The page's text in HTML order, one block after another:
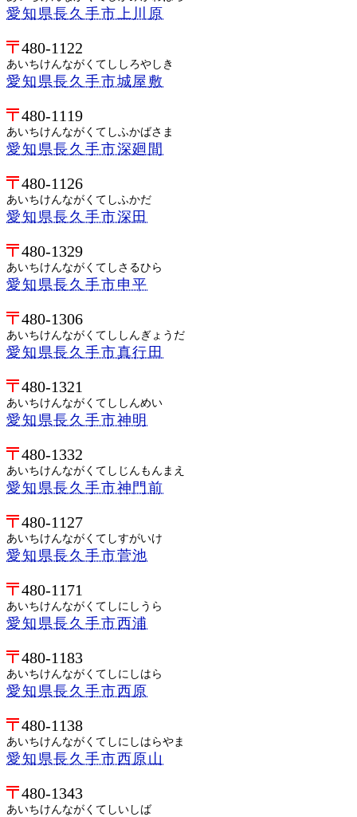
愛知県長久手市上川原
480-1122
あいちけんながくてししろやしき
愛知県長久手市城屋敷
480-1119
あいちけんながくてしふかばさま
愛知県長久手市深廻間
480-1126
あいちけんながくてしふかだ
愛知県長久手市深田
480-1329
あいちけんながくてしさるひら
愛知県長久手市申平
480-1306
あいちけんながくてししんぎょうだ
愛知県長久手市真行田
480-1321
あいちけんながくてししんめい
愛知県長久手市神明
480-1332
あいちけんながくてしじんもんまえ
愛知県長久手市神門前
480-1127
あいちけんながくてしすがいけ
愛知県長久手市菅池
480-1171
あいちけんながくてしにしうら
愛知県長久手市西浦
480-1183
あいちけんながくてしにしはら
愛知県長久手市西原
480-1138
あいちけんながくてしにしはらやま
愛知県長久手市西原山
480-1343
あいちけんながくてしいしば